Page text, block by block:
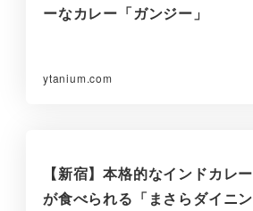
ーなカレー「ガンジー」
ytanium.com
【新宿】本格的なインドカレー
が食べられる「まさらダイニン